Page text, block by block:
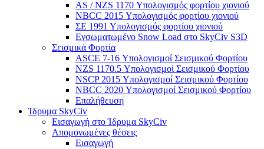
AS / NZS 1170 Υπολογισμός φορτίου χιονιού
NBCC 2015 Υπολογισμός φορτίου χιονιού
ΣΕ 1991 Υπολογισμός φορτίου χιονιού
Ενσωματωμένο Snow Load στο SkyCiv S3D
Σεισμικά Φορτία
ASCE 7-16 Υπολογισμοί Σεισμικού Φορτίου
NZS 1170.5 Υπολογισμοί Σεισμικού Φορτίου
NSCP 2015 Υπολογισμοί Σεισμικού Φορτίου
NBCC 2020 Υπολογισμοί Σεισμικού Φορτίου
Επαλήθευση
Ίδρυμα SkyCiv
Εισαγωγή στο Ίδρυμα SkyCiv
Απομονωμένες θέσεις
Εισαγωγή